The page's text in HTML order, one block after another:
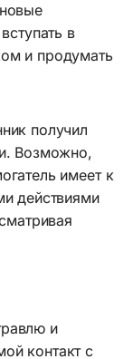
в
и продумать
получил
Возможно,
имеет к
действиями
и
контакт с